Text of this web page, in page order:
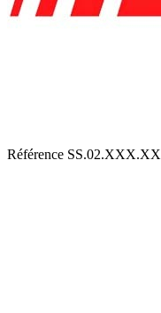
Référence SS.02.XXX.XX